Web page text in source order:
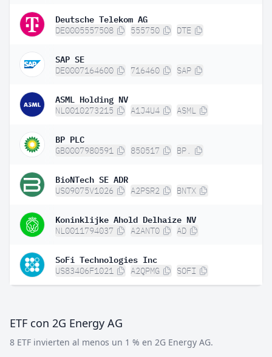
Deutsche Telekom AG
DE0005557508 555750 DTE
SAP SE
DE0007164600 716460 SAP
ASML Holding NV
NL0010273215 A1J4U4 ASML
BP PLC
GB0007980591 850517 BP.
BioNTech SE ADR
US09075V1026 A2PSR2 BNTX
Koninklijke Ahold Delhaize NV
NL0011794037 A2ANT0 AD
SoFi Technologies Inc
US83406F1021 A2QPMG SOFI
ETF con 2G Energy AG
8 ETF invierten al menos un 1 % en 2G Energy AG.